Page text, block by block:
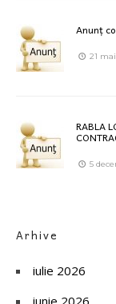
Anunț
21
RABLA
5
Arhive
iulie 2026